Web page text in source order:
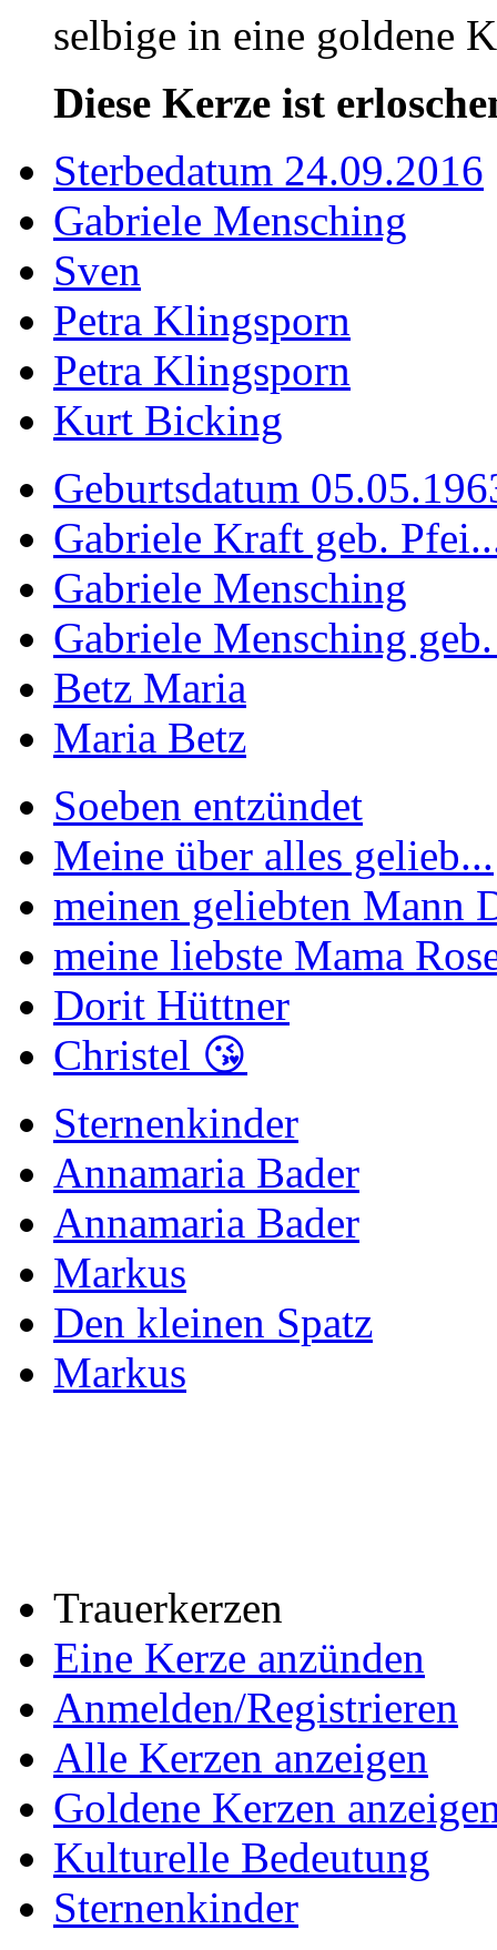
selbige in eine goldene
Diese Kerze ist
Sterbedatum 24.09.2016
Gabriele Mensching
Sven
Petra Klingsporn
Petra Klingsporn
Kurt Bicking
Geburtsdatum
Gabriele Kraft geb.
Gabriele Mensching
Gabriele Mensching
Betz Maria
Maria Betz
Soeben entzündet
Meine über alles gelieb...
meinen geliebten Mann
meine liebste Mama
Dorit Hüttner
Christel 😘
Sternenkinder
Annamaria Bader
Annamaria Bader
Markus
Den kleinen Spatz
Markus
Trauerkerzen
Eine Kerze anzünden
Anmelden/Registrieren
Alle Kerzen anzeigen
Goldene Kerzen
Kulturelle Bedeutung
Sternenkinder